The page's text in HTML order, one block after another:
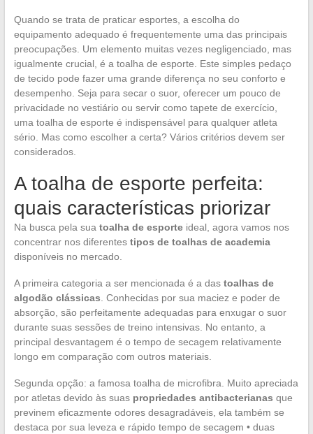
Quando se trata de praticar esportes, a escolha do
equipamento adequado é frequentemente uma das principais
preocupações. Um elemento muitas vezes negligenciado, mas
igualmente crucial, é a toalha de esporte. Este simples pedaço
de tecido pode fazer uma grande diferença no seu conforto e
desempenho. Seja para secar o suor, oferecer um pouco de
privacidade no vestiário ou servir como tapete de exercício,
uma toalha de esporte é indispensável para qualquer atleta
sério. Mas como escolher a certa? Vários critérios devem ser
considerados.
A toalha de esporte perfeita:
quais características priorizar
Na busca pela sua toalha de esporteideal, agora vamos nos
concentrar nos diferentes tipos de toalhas de academia
disponíveis no mercado.
A primeira categoria a ser mencionada é a das toalhas de
algodão clássicas. Conhecidas por sua maciez e poder de
absorção, são perfeitamente adequadas para enxugar o suor
durante suas sessões de treino intensivas. No entanto, a
principal desvantagem é o tempo de secagem relativamente
longo em comparação com outros materiais.
Segunda opção: a famosa toalha de microfibra. Muito apreciada
por atletas devido às suas propriedades antibacterianas que
previnem eficazmente odores desagradáveis, ela também se
destaca por sua leveza e rápido tempo de secagem • duas